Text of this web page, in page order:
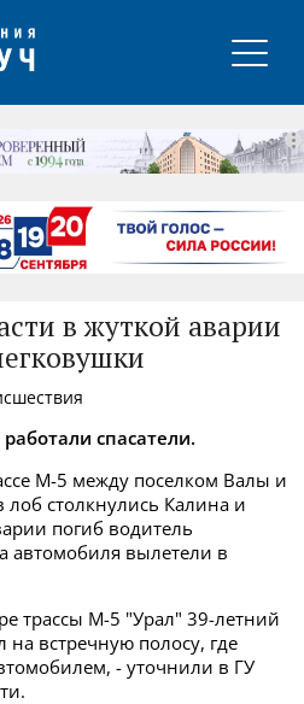
в жуткой аварии
спасатели.
М-5 между поселком Валы и
лоб столкнулись Калина и
погиб водитель
автомобиля вылетели в
трассы М-5 "Урал" 39-летний
встречную полосу, где
- уточнили в ГУ